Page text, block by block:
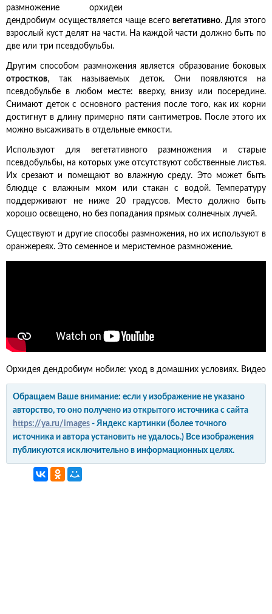
размножение орхидеи
дендробиум осуществляется чаще всеговегетативно. Для этого
взрослый куст делят на части. На каждой части должно быть по
две или три псевдобульбы.
Другим способом размножения является образование боковых
отростков, так называемых деток. Они появляются на
псевдобульбе в любом месте: вверху, внизу или посередине.
Снимают деток с основного растения после того, как их корни
достигнут в длину примерно пяти сантиметров. После этого их
можно высаживать в отдельные емкости.
Используют для вегетативного размножения и старые
псевдобульбы, на которых уже отсутствуют собственные листья.
Их срезают и помещают во влажную среду. Это может быть
блюдце с влажным мхом или стакан с водой. Температуру
поддерживают не ниже 20 градусов. Место должно быть
хорошо освещено, но без попадания прямых солнечных лучей.
Существуют и другие способы размножения, но их используют в
оранжереях. Это семенное и меристемное размножение.
Орхидея дендробиум нобиле: уход в домашних условиях. Видео
Обращаем Ваше внимание: если у изображение не указано
авторство, то оно получено из открытого источника с сайта
https://ya.ru/images - Яндекс картинки (более точного
источника и автора установить не удалось.) Все изображения
публикуются исключительно в информационных целях.